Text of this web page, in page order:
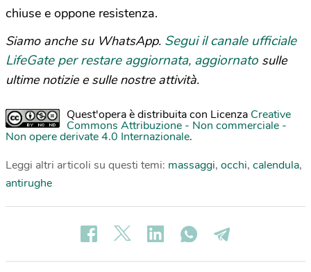
chiuse e oppone resistenza.
Siamo anche su WhatsApp. Segui il canale ufficiale
LifeGate per restare aggiornata, aggiornato sulle
ultime notizie e sulle nostre attività.
Quest'opera è distribuita con Licenza Creative
Commons Attribuzione - Non commerciale -
Non opere derivate 4.0 Internazionale.
Leggi altri articoli su questi temi: massaggi, occhi, calendula,
antirughe